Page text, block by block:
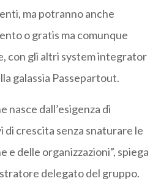
ma potranno anche
o gratis ma comunque
con gli altri system integrator
galassia Passepartout.
nasce dall’esigenza di
crescita senza snaturare le
e delle organizzazioni”, spiega
delegato del gruppo.